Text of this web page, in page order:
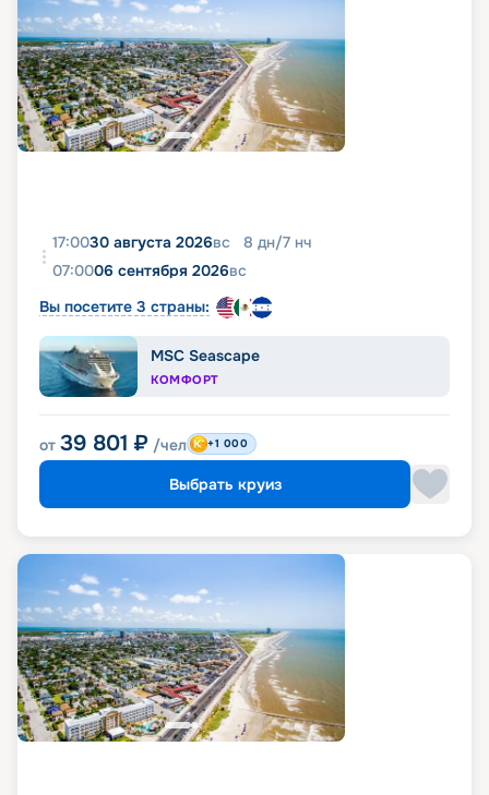
17:0030 августа 2026вс 8 дн/7 нч
07:0006 сентября 2026вс
Вы посетите 3 страны:
MSC Seascape
КОМФОРТ
от 39 801 ₽ /чел +1 000
Выбрать круиз